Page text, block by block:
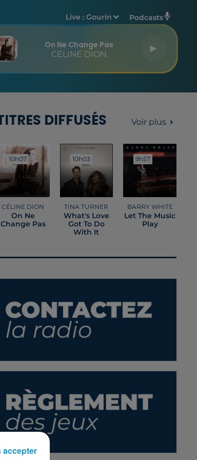
Live :Gourin Podcasts
On Ne Change Pas
CÉLINE DION
DIFFUSÉS Voir plus
10h07
10h07
CÉLINE DION
On Ne
Change Pas
10h03
10h03
TINA TURNER
What's Love
Got To Do
With It
9h57
9h57
BARRY WHITE
Let The Music
Play
accepter